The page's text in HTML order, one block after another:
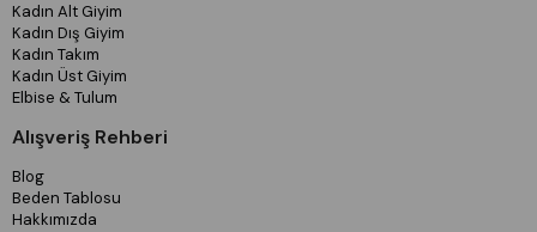
Kadın Alt Giyim
Kadın Dış Giyim
Kadın Takım
Kadın Üst Giyim
Elbise & Tulum
Alışveriş Rehberi
Blog
Beden Tablosu
Hakkımızda